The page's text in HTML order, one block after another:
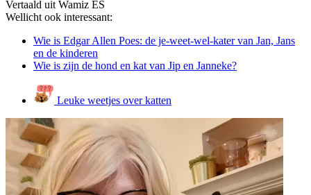
Vertaald uit Wamiz ES
Wellicht ook interessant:
Wie is Edgar Allen Poes: de je-weet-wel-kater van Jan, Jans
en de kinderen
Wie is zijn de hond en kat van Jip en Janneke?
Leuke weetjes over katten